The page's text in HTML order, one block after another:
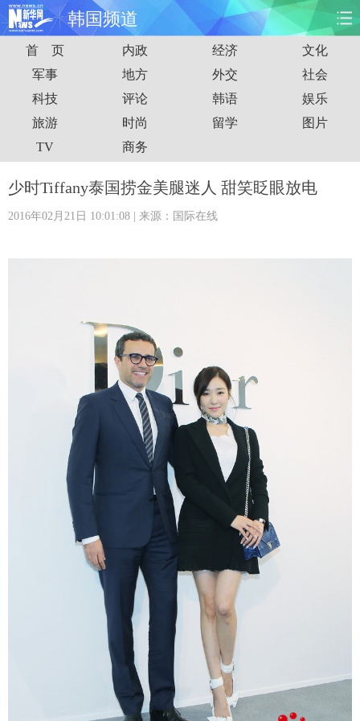
韩国频道
首页 时政 国际 财经
娱乐 体育 人事 教育
时尚 思客
港澳 台湾 华人 汽车
科技 能源 房产
公益
摄影 新华广播
新华电视中文 新华电视英文
首 页 内政 经济
文化
军事
地方 外交
社会
科技
评论 韩语
娱乐
旅游
时尚 留学
图片
TV
商务
少时Tiffany泰国捞金美腿迷人 甜笑眨眼放电
2016年02月21日 10:01:08 | 来源：国际在线